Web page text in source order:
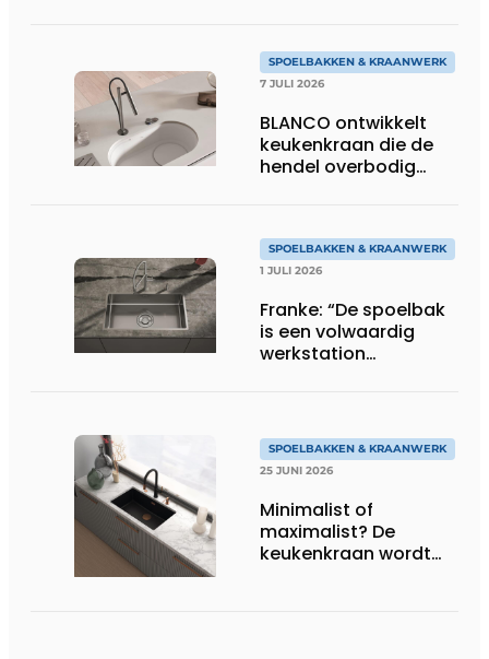
SPOELBAKKEN & KRAANWERK
7 JULI 2026
BLANCO ontwikkelt
keukenkraan die de
hendel overbodig
SPOELBAKKEN & KRAANWERK
1 JULI 2026
Franke: “De spoelbak
is een volwaardig
werkstation
SPOELBAKKEN & KRAANWERK
25 JUNI 2026
Minimalist of
maximalist? De
keukenkraan wordt